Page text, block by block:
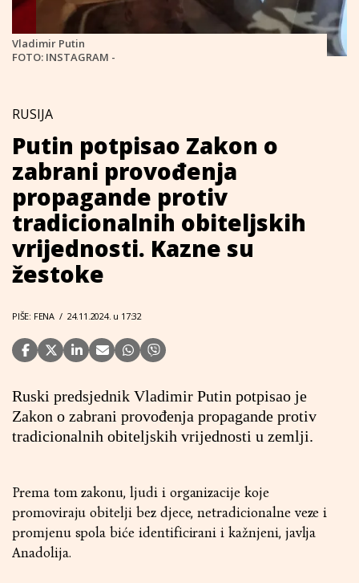
Vladimir Putin
FOTO: INSTAGRAM -
RUSIJA
Putin potpisao Zakon o
zabrani provođenja
propagande protiv
tradicionalnih obiteljskih
vrijednosti. Kazne su
žestoke
PIŠE: FENA / 24.11.2024. u 17:32
Ruski predsjednik Vladimir Putin potpisao je
Zakon o zabrani provođenja propagande protiv
tradicionalnih obiteljskih vrijednosti u zemlji.
Prema tom zakonu, ljudi i organizacije koje
promoviraju obitelji bez djece, netradicionalne veze i
promjenu spola biće identificirani i kažnjeni, javlja
Anadolija.